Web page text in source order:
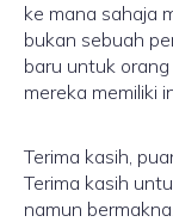
ke mana sahaja
bukan sebuah
baru untuk
mereka memiliki
Terima kasih,
Terima kasih
namun bermakna.